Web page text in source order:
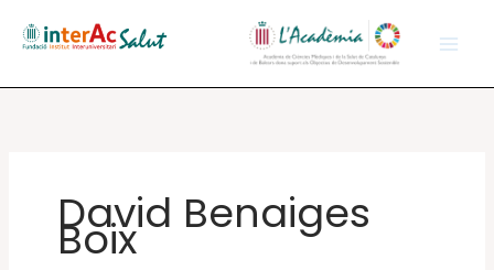
David Benaiges
Boix